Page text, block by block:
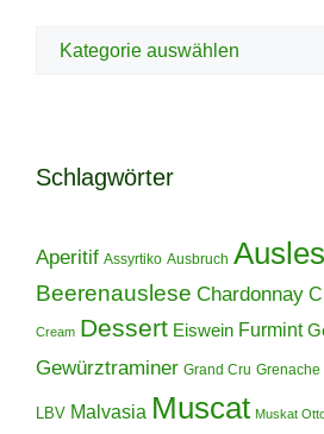
Kategorien
Schlagwörter
Aperitif Assyrtiko Ausbruch
Beerenauslese Chardonnay
Cream Dessert Eiswein Furmint
Gewürztraminer Grand Cru Grenache
LBV Malvasia Muscat Muskat